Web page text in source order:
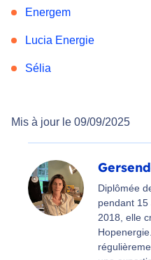
Energem
Lucia Energie
Sélia
Mis à jour le 09/09/2025
Diplômée
pendant 15
2018, elle